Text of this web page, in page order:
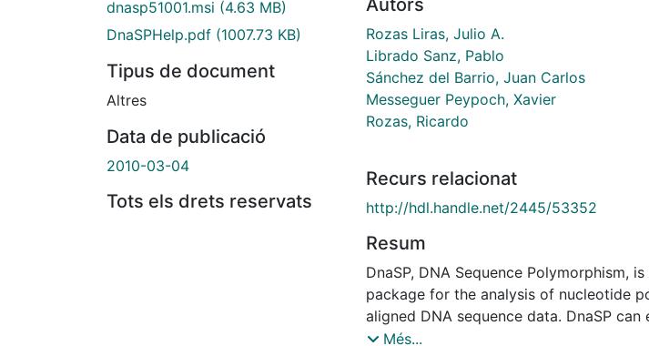
dnasp51001.msi (4.63 MB)
DnaSPHelp.pdf (1007.73 KB)
Tipus de document
Altres
Data de publicació
2010-03-04
Tots els drets reservats
Rozas Liras, Julio A.
Librado Sanz, Pablo
Sánchez del Barrio, Juan Carlos
Messeguer Peypoch, Xavier
Rozas, Ricardo
Recurs relacionat
http://hdl.handle.net/2445/53352
Resum
DnaSP, DNA Sequence Polymorphism,
package for the analysis of nucleotide
aligned DNA sequence data. DnaSP can
measures of DNA sequence variation
Més...